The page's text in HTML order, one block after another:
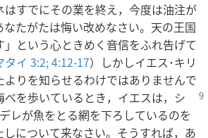
はすでにその業を終え，今度は油注が
たがたは悔い改めなさい。天の王国
」という心ときめく音信をふれ告げて
タイ 3:2;4:12-17）しかしイエス･キリ
よりを知らせるわけではありませんで
べを歩いているとき，イエスは，シ
レが魚をとる網を下ろしているのを
しについて来なさい。そうすれば，あ